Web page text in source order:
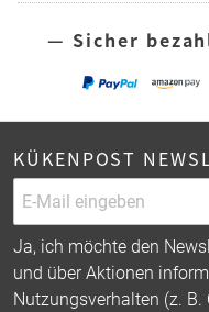
— Sicher
KÜKENPOST
Ja, ich möchte den
und über Aktionen
Nutzungsverhalten (z.